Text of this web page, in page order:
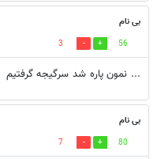
بی نام
56
3
... نمون پاره شد سرگیجه گرفتیم
بی نام
80
7